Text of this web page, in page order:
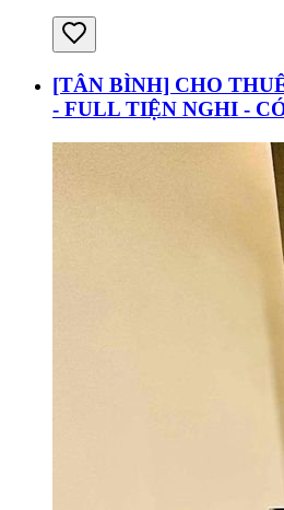
[TÂN BÌNH] CHO
- FULL TIỆN NGHI -